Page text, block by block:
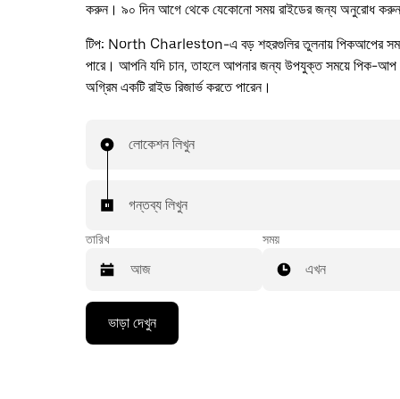
করুন। ৯০ দিন আগে থেকে যেকোনো সময় রাইডের জন্য অনুরোধ
টিপ: North Charleston-এ বড় শহরগুলির তুলনায় পিকআপের
পারে। আপনি যদি চান, তাহলে আপনার জন্য উপযুক্ত সময়ে পিক-
অগ্রিম একটি রাইড রিজার্ভ করতে পারেন।
লোকেশন লিখুন
গন্তব্য লিখুন
তারিখ
Press
down
সময়
এখন
ভাড়া দেখুন